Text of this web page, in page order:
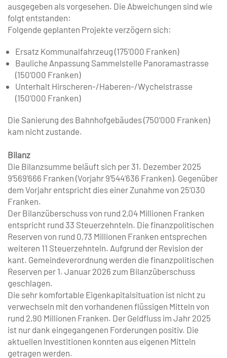
ausgegeben als vorgesehen. Die Abweichungen sind wie
folgt entstanden:
Folgende geplanten Projekte verzögern sich:
Ersatz Kommunalfahrzeug (175’000 Franken)
Bauliche Anpassung Sammelstelle ­Panoramastrasse
(150’000 Franken)
Unterhalt Hirscheren-/Haberen-/­Wychelstrasse
(150’000 Franken)
Die Sanierung des Bahnhofgebäudes (750’000 Franken)
kam nicht zustande.
Bilanz
Die Bilanzsumme beläuft sich per 31. Dezember 2025
9’569’666 Franken (Vorjahr 9’544’636 Franken). Gegenüber
dem Vorjahr entspricht dies einer Zunahme von 25’030
Franken.
Der Bilanzüberschuss von rund 2,04 Millionen Franken
entspricht rund 33 Steuerzehnteln. Die finanzpolitischen
Reserven von rund 0,73 Millionen Franken entsprechen
weiteren 11 Steuerzehnteln. Aufgrund der Revision der
kant. Gemeindeverordnung werden die finanzpolitischen
Reserven per 1. Januar 2026 zum Bilanzüberschuss
geschlagen.
Die sehr komfortable Eigenkapitalsituation ist nicht zu
verwechseln mit den vorhandenen flüssigen Mitteln von
rund 2,90 Millionen Franken. Der Geldfluss im Jahr 2025
ist nur dank eingegangenen Forderungen positiv. Die
aktuellen Investitionen konnten aus eigenen Mitteln
getragen werden.